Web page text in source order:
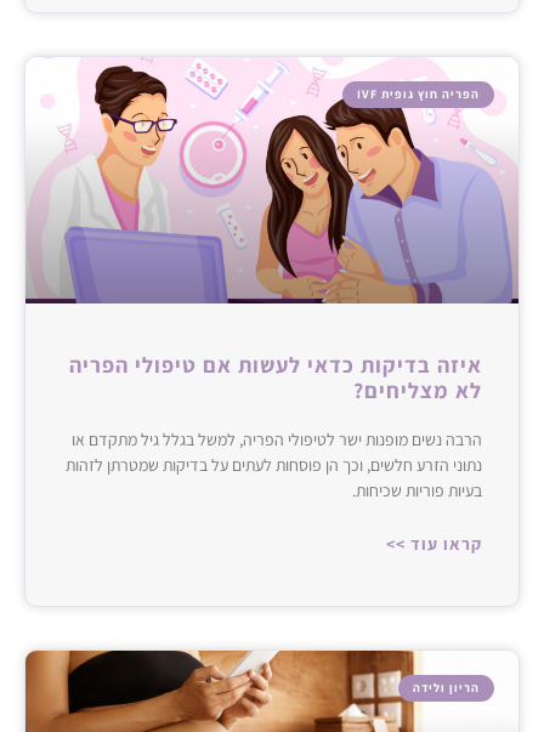
הפריה חוץ גופית IVF
איזה בדיקות כדאי לעשות אם טיפולי הפריה
לא מצליחים?
הרבה נשים מופנות ישר לטיפולי הפריה, למשל בגלל גיל מתקדם או
נתוני הזרע חלשים, וכך הן פוסחות לעתים על בדיקות שמטרתן לזהות
בעיות פוריות שכיחות.
קראו עוד >>
הריון ולידה